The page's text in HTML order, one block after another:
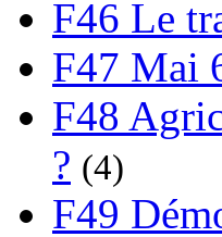
F46 Le
F47 Mai
F48
? (4)
F49